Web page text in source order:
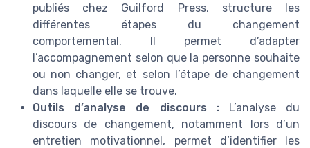
publiés chez Guilford Press, structure les
différentes étapes du changement
comportemental. Il permet d’adapter
l’accompagnement selon que la personne souhaite
ou non changer, et selon l’étape de changement
dans laquelle elle se trouve.
Outils d’analyse de discours :L’analyse du
discours de changement, notamment lors d’un
entretien motivationnel, permet d’identifier les